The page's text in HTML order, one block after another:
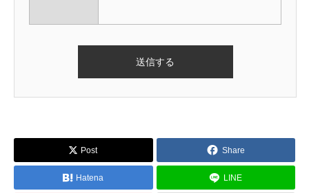
Post Share
Hatena LINE